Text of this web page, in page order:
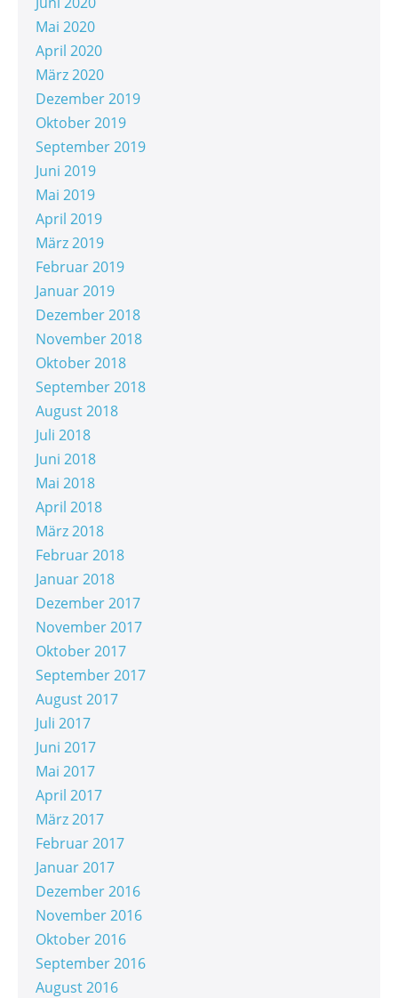
Mai 2020
April 2020
März 2020
Dezember 2019
Oktober 2019
September 2019
Juni 2019
Mai 2019
April 2019
März 2019
Februar 2019
Januar 2019
Dezember 2018
November 2018
Oktober 2018
September 2018
August 2018
Juli 2018
Juni 2018
Mai 2018
April 2018
März 2018
Februar 2018
Januar 2018
Dezember 2017
November 2017
Oktober 2017
September 2017
August 2017
Juli 2017
Juni 2017
Mai 2017
April 2017
März 2017
Februar 2017
Januar 2017
Dezember 2016
November 2016
Oktober 2016
September 2016
August 2016